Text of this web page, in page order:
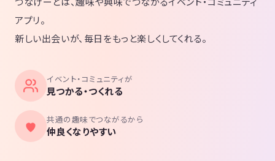
アプリ。
新しい出会いが、毎日をもっと楽しくしてくれる。
イベント・コミュニティが
見つかる・つくれる
共通の趣味でつながるから
仲良くなりやすい